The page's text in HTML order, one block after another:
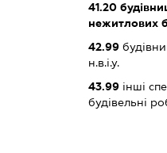
41.20
нежитлових
42.99
н.в.і.у.
43.99 інші
будівельні